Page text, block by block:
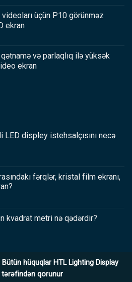
üçün P10 görünməz
ekran
və parlaqlıq ilə yüksək
ekran
displey istehsalçısını necə
fərqlər, kristal film ekranı,
kvadrat metri nə qədərdir?
Bütün hüquqlar HTL Lighting Display
tərəfindən qorunur